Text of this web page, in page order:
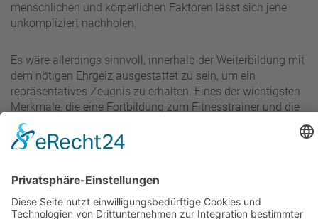
menschlichen und körperlichen Faktoren lässt sich jene
unkompliziert nachholen.
Es wäre allerdings sinnvoll, innerhalb der Weiterbildung mit
dem nötigen Ehrgeiz ausgestattet zu sein, um ein
repräsentatives Zeugnis zu erhalten. Eines der wichtigsten
Merkmale, die eine Fortbildung zum Fitnesstrainer und die
spätere Arbeit in dem Bereich überhaupt erst möglich
macht, ist nämlich die Leistungsbereitschaft.
Ein exzellenter Fitnesstrainer zeichnet sich daraufhin durch
fachliche Kompetenz, Persönlichkeit und Lernwilligkeit aus.
Wie in jedem Beruf unterliegt nämlich auch die